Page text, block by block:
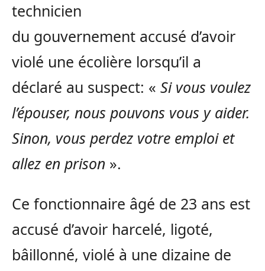
technicien
du gouvernement accusé d’avoir
violé une écolière lorsqu’il a
déclaré au suspect: « Si vous voulez
l’épouser, nous pouvons vous y aider.
Sinon, vous perdez votre emploi et
allez en prison ».
Ce fonctionnaire âgé de 23 ans est
accusé d’avoir harcelé, ligoté,
bâillonné, violé à une dizaine de